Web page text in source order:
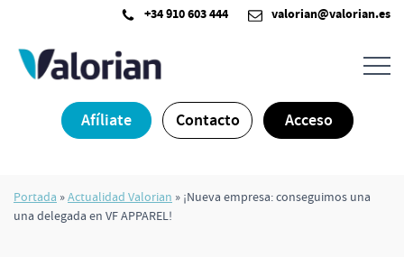
contenido
+34 910 603 444 valorian@valorian.es
Afíliate Contacto Acceso
Portada »Actualidad Valorian » ¡Nueva empresa: conseguimos una
una delegada en VF APPAREL!